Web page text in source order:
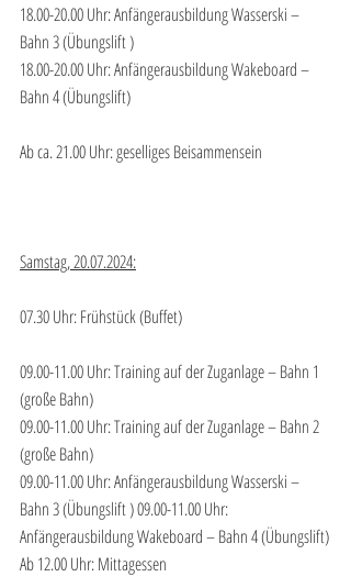
18.00-20.00 Uhr: Anfängerausbildung Wasserski –
Bahn 3 (Übungslift )
18.00-20.00 Uhr: Anfängerausbildung Wakeboard –
Bahn 4 (Übungslift)
Ab ca. 21.00 Uhr: geselliges Beisammensein
Samstag, 20.07.2024:
07.30 Uhr: Frühstück (Buffet)
09.00-11.00 Uhr: Training auf der Zuganlage – Bahn 1
(große Bahn)
09.00-11.00 Uhr: Training auf der Zuganlage – Bahn 2
(große Bahn)
09.00-11.00 Uhr: Anfängerausbildung Wasserski –
Bahn 3 (Übungslift ) 09.00-11.00 Uhr:
Anfängerausbildung Wakeboard – Bahn 4 (Übungslift)
Ab 12.00 Uhr: Mittagessen